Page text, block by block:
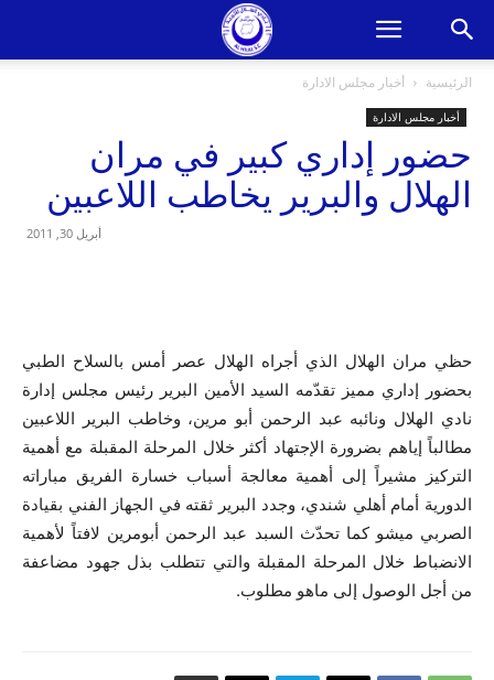
الرئيسية أخبار مجلس الادارة
أخبار مجلس الادارة
حضور إداري كبير في مران
الهلال والبرير يخاطب اللاعبين
أبريل 30, 2011
حظي مران الهلال الذي أجراه الهلال عصر أمس بالسلاح الطبي
بحضور إداري مميز تقدّمه السيد الأمين البرير رئيس مجلس إدارة
نادي الهلال ونائبه عبد الرحمن أبو مرين، وخاطب البرير اللاعبين
مطالباً إياهم بضرورة الإجتهاد أكثر خلال المرحلة المقبلة مع أهمية
التركيز مشيراً إلى أهمية معالجة أسباب خسارة الفريق مباراته
الدورية أمام أهلي شندي، وجدد البرير ثقته في الجهاز الفني بقيادة
الصربي ميشو كما تحدّث السبد عبد الرحمن أبومرين لافتاً لأهمية
الانضباط خلال المرحلة المقبلة والتي تتطلب بذل جهود مضاعفة
من أجل الوصول إلى ماهو مطلوب.